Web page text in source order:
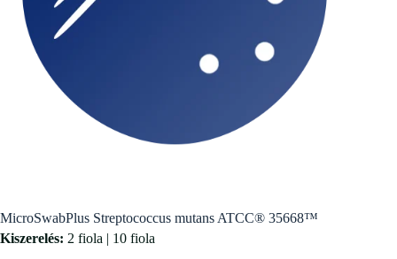
MicroSwabPlus Streptococcus mutans ATCC® 35668™
Kiszerelés: 2 fiola | 10 fiola